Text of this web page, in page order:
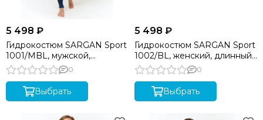
5 498 ₽
Гидрокостюм SARGAN Sport
1001/MBL, мужской,
длинный, неопр.2мм, микс-
синий, р.
0
Выбрать
5 498 ₽
Гидрокостюм SARGAN Sport
1002/BL, женский, длинный,
неопр.2мм, синий
0
Выбрать